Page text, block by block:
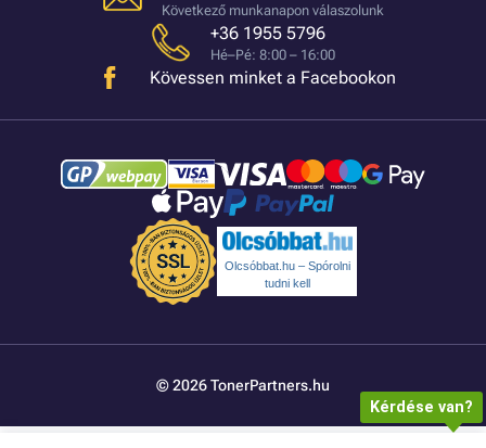
Következő munkanapon válaszolunk
+36 1955 5796
Hé–Pé: 8:00 – 16:00
Kövessen minket a Facebookon
Olcsóbbat.hu – Spórolni
tudni kell
© 2026 TonerPartners.hu
Kérdése van?